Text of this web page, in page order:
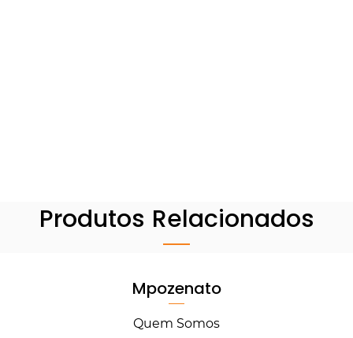
Produtos Relacionados
Mpozenato
Quem Somos